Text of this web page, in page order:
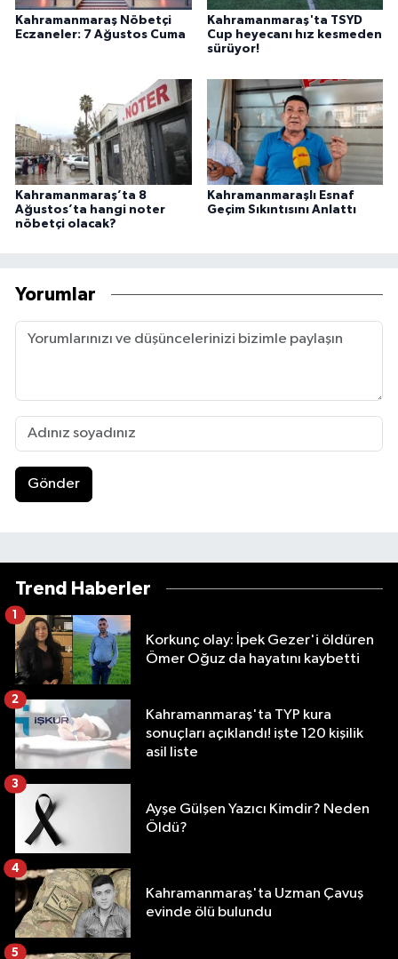
Kahramanmaraş Nöbetçi
Eczaneler: 7 Ağustos Cuma
Kahramanmaraş'ta TSYD
Cup heyecanı hız kesmeden
sürüyor!
Kahramanmaraş’ta 8
Ağustos’ta hangi noter
nöbetçi olacak?
Kahramanmaraşlı Esnaf
Geçim Sıkıntısını Anlattı
Yorumlar
Gönder
Trend Haberler
Korkunç olay: İpek Gezer'i öldüren
Ömer Oğuz da hayatını kaybetti
1
Kahramanmaraş'ta TYP kura
sonuçları açıklandı! işte 120 kişilik
asil liste
2
Ayşe Gülşen Yazıcı Kimdir? Neden
Öldü?
3
Kahramanmaraş'ta Uzman Çavuş
evinde ölü bulundu
4
5